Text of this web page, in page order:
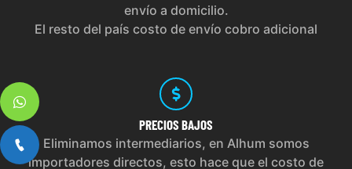
envío a domicilio.
El resto del país costo de envío cobro adicional
PRECIOS BAJOS
Eliminamos intermediarios, en Alhum somos
importadores directos, esto hace que el costo de